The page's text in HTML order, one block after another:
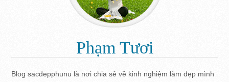
Phạm Tươi
Blog sacdepphunu là nơi chia sẻ về kinh nghiệm làm đẹp mình